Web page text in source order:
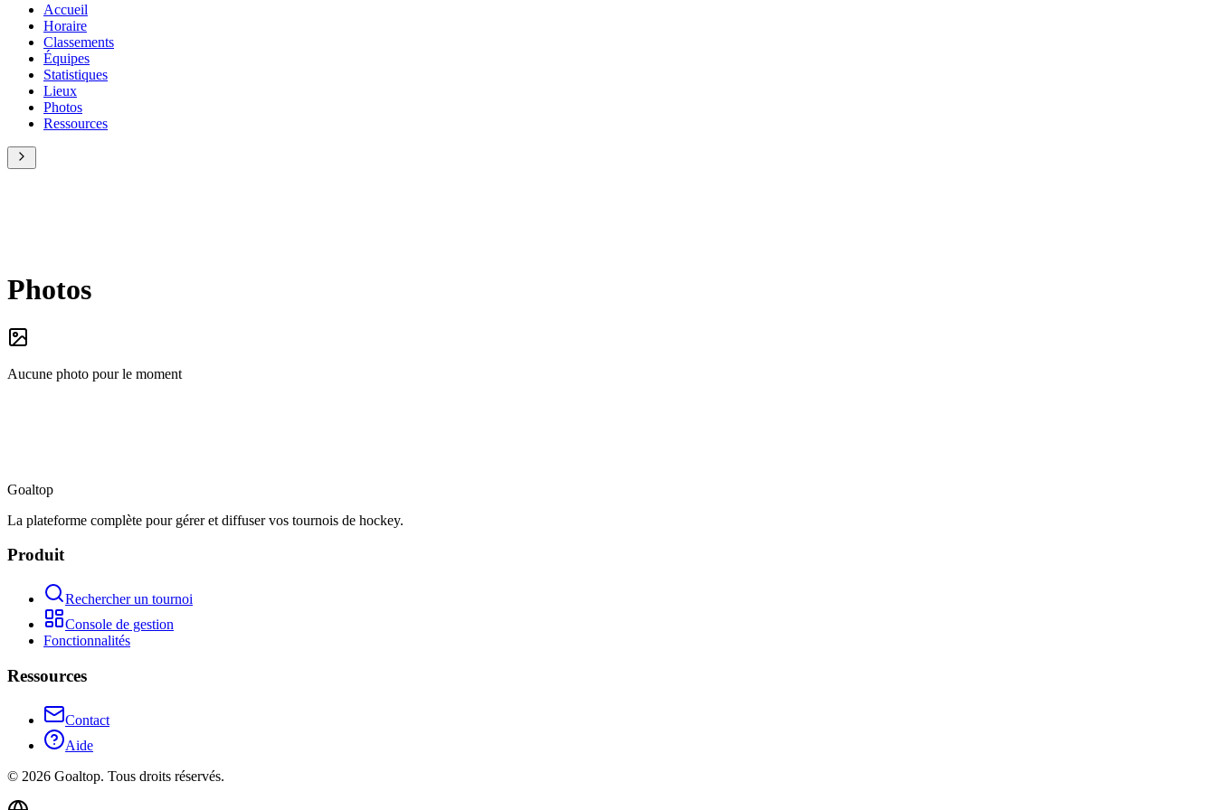
Accueil
Horaire
Classements
Équipes
Statistiques
Lieux
Photos
Ressources
Photos
Aucune photo pour le moment
Goaltop
La plateforme complète pour gérer et diffuser vos tournois de hockey.
Produit
Rechercher un tournoi
Console de gestion
Fonctionnalités
Ressources
Contact
Aide
© 2026 Goaltop. Tous droits réservés.